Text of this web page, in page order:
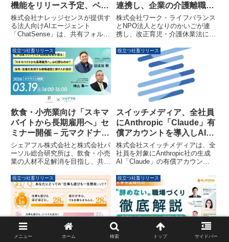
機能をリリース予定、ベー
タ版ユーザーを募集中
株式会社ナレッジセンスが提供す
る法人向けAIエージェント
「ChatSense」は、共有フォルダ
Server上の業務ファイルをAIで安
全に検索できるデスクトップ機能
のリリースを予定しています。現
在、ベータ版ユーザーの募集も実
施中です。
連携し、企業の介護離職予
防支援を強化
株式会社ワーク・ライフバランス
とNPO法人となりのかいごが連
携し、改正育児・介護休業法に対
修・定額制サービス」に、介護支
援NPOの実践的ノウハウを融合
します。これにより、年間約10
万人が介護を理由に離職する現状
に対し、包括的な支援体制を構築
し、企業における介護離職の予防
を推進します。
役立つ社畜リリース
飲食・小売業向け「スキマ
バイトから長期雇用へ」セ
ミナー開催 – 元マクドナル
ド採用責任者が解説
シェアフル株式会社と株式会社パ
ーソル総合研究所は、飲食・小売
業の人材不足解消を目指し、共催
用責任者が語る！『スキマバイト
から長期雇用へ』は幻想なのか？
採用・定着を実現する現場運営と
受け入れ設計」を2026年3月19日
（木）に開催します。本セミナー
では、元日本マクドナルド採用責
任者である日比谷勉氏が登壇し、
スキマバイト活用から長期雇用へ
役立つ社畜リリース
スイッチメディア、全社員
にAnthropic「Claude」有
償アカウントを導入しAIネ
イティブ組織への変革を推
進
株式会社スイッチメディアは、全
社員を対象にAnthropic社の生成
AI「Claude」の有償アカウント
にはClaude Max、ビジネス職に
はClaude Proを提供し、AIを前提
とした開発組織の包括的刷新と、
全社員の生産性向上を同時に推進
することで、AIネイティブ組織の
実現を目指します。
役立つ社畜リリース
愛媛県「ひめボス」が働き
役立つ社畜リリース
人手不足時代の「辞めない
メニュー ホーム 検索 トップ サイドバー